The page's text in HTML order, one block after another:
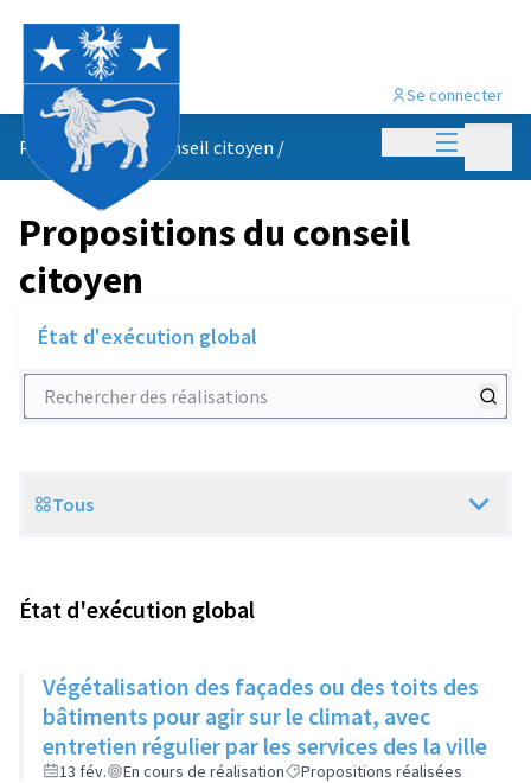
Menu
Se connecter
Propositions du conseil citoyen /
Propositions du conseil
citoyen
État d'exécution global
Rechercher des réalisations
Scope
Tous
État d'exécution global
Végétalisation des façades ou des toits des
bâtiments pour agir sur le climat, avec
entretien régulier par les services des la ville
13 fév. En cours de réalisation Propositions réalisées